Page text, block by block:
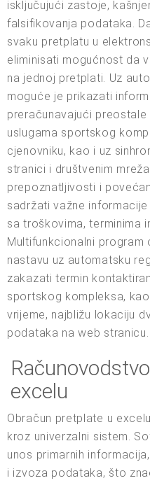
isključujući zastoje,
falsifikovanja podataka.
svaku pretplatu u
eliminisati mogućnost da
na jednoj pretplati. Uz
moguće je prikazati
preračunavajući
uslugama sportskog
cjenovniku, kao i uz
stranici i društvenim
prepoznatljivosti i
sadržati važne
sa troškovima, terminima
Multifunkcionalni program
nastavu uz automatsku
zakazati termin
sportskog kompleksa,
vrijeme, najbližu lokaciju
podataka na web stranicu.
excelu
Obračun pretplate u
kroz univerzalni sistem.
unos primarnih
i izvoza podataka, što